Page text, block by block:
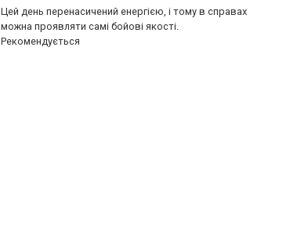
Цей день перенасичений енергією, і тому в справах
можна проявляти самі бойові якості.
Рекомендується